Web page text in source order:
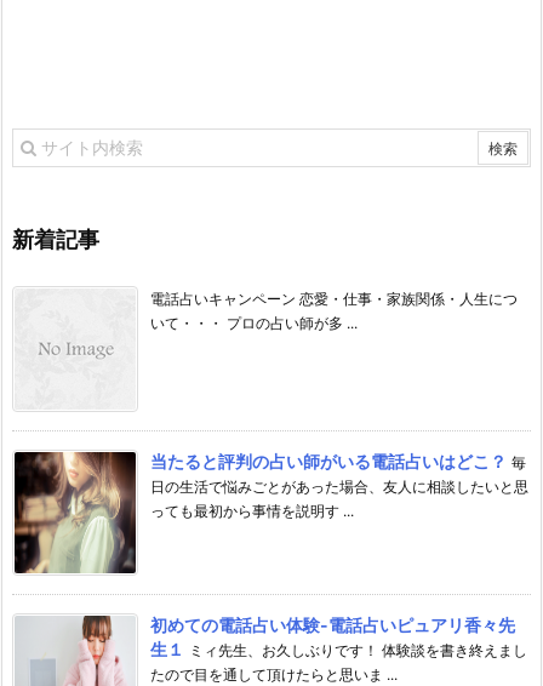
新着記事
電話占いキャンペーン 恋愛・仕事・家族関係・人生につ
いて・・・ プロの占い師が多 ...
当たると評判の占い師がいる電話占いはどこ？ 毎
日の生活で悩みごとがあった場合、友人に相談したいと思
っても最初から事情を説明す ...
初めての電話占い体験-電話占いピュアリ香々先
生１
ミィ先生、お久しぶりです！ 体験談を書き終えまし
たので目を通して頂けたらと思いま ...